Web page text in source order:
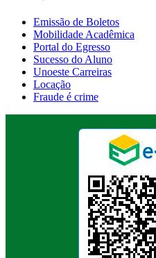
Emissão de Boletos
Mobilidade Acadêmica
Portal do Egresso
Sucesso do Aluno
Unoeste Carreiras
Locação
Fraude é crime